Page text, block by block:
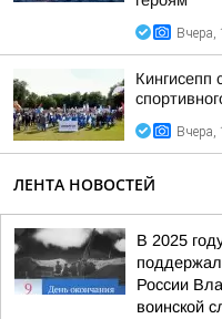
Вчера,
Кингисепп
Вчера,
ЛЕНТА НОВОСТЕЙ
В 2025
России
воинской